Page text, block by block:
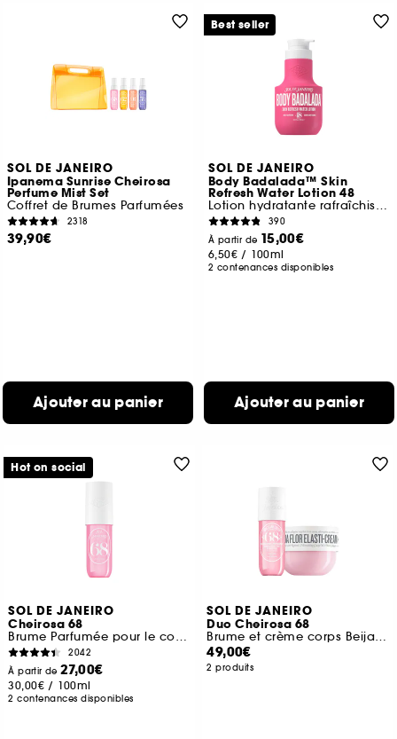
SOL DE JANEIRO
Ipanema Sunrise Cheirosa
Perfume Mist Set
Coffret de Brumes Parfumées
2318
39,90€
Ajouter au panier
SOL DE JANEIRO
Body Badalada™ Skin
Refresh Water Lotion 48
Lotion hydratante rafraîchissante
390
À partir de 15,00€
6,50€ / 100ml
2 contenances disponibles
Ajouter au panier
Best seller
SOL DE JANEIRO
Cheirosa 68
Brume Parfumée pour le corps et les cheveux
2042
À partir de27,00€
30,00€ / 100ml
2 contenances disponibles
Hot on social
SOL DE JANEIRO
Duo Cheirosa 68
Brume et crème corps Beija Flor
49,00€
2 produits